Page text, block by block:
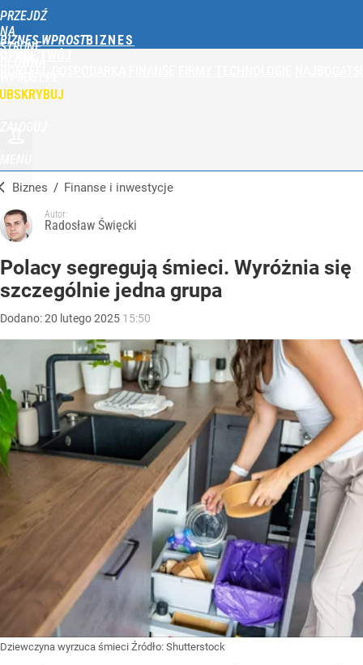
PRZEJDŹ
NA
STRONĘ
BIZNES WPROST
Biznes / Finanse i inwestycje
Autor:
Radosław Święcki
Polacy segregują śmieci. Wyróżnia się
szczególnie jedna grupa
Dodano:20 lutego2025 15:50
Dziewczyna wyrzuca śmieci Źródło: Shutterstock